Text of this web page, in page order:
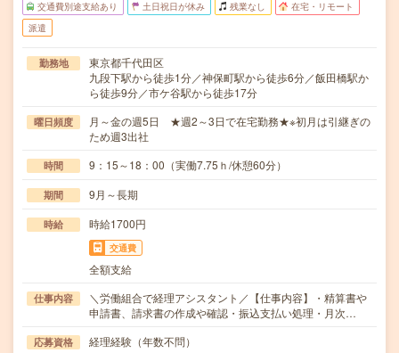
交通費別途支給あり 土日祝日が休み 残業なし 在宅・リモート
派遣
勤務地
東京都千代田区
九段下駅から徒歩1分／神保町駅から徒歩6分／飯田橋駅か
ら徒歩9分／市ケ谷駅から徒歩17分
曜日頻度
月～金の週5日 ★週2～3日で在宅勤務★※初月は引継ぎの
ため週3出社
時間 9：15～18：00（実働7.75ｈ/休憩60分）
期間 9月～長期
時給 時給1700円
交通費
全額支給
仕事内容
＼労働組合で経理アシスタント／【仕事内容】・精算書や
申請書、請求書の作成や確認・振込支払い処理・月次…
応募資格 経理経験（年数不問）